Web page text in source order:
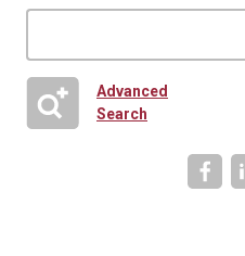
Advanced
Search